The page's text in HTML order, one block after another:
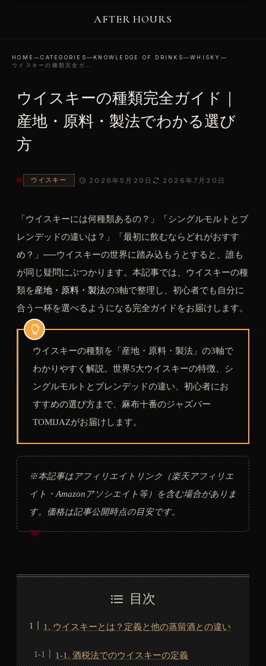
HOME —CATEGORIES— KNOWLEDGE OF DRINKS—WHISKY —
ウイスキーの種類完全ガイド｜
産地・原料・製法でわかる選び
方
ウイスキー 2026年5月20日 2026年7月30日
「ウイスキーには何種類あるの？」「シングルモルトとブ
レンデッドの違いは？」「最初に飲むならどれがおすす
め？」──ウイスキーの世界に踏み込もうとすると、誰も
が同じ疑問にぶつかります。本記事では、ウイスキーの種
類を産地・原料・製法の3軸で整理し、初心者でも自分に
合う一杯を選べるようになる完全ガイドをお届けします。
ウイスキーの種類を「産地・原料・製法」の3軸で
わかりやすく解説。世界5大ウイスキーの特徴、シ
ングルモルトとブレンデッドの違い、初心者にお
すすめの選び方まで、麻布十番のジャズバー
TOMIJAZがお届けします。
※本記事はアフィリエイトリンク（楽天アフィリエ
イト・Amazonアソシエイト等）を含む場合がありま
す。価格は記事公開時点の目安です。
目次
1. ウイスキーとは？定義と他の蒸留酒との違い
1-1. 酒税法でのウイスキーの定義
AFTER HOURS